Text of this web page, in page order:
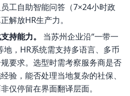
工自助智能问答（7×24小时政
解放HR生产力。
持能力。
当苏州企业沿“一带一
地，HR系统需支持多语言、多币
要求。选型时需考察服务商是否
验，能否处理当地复杂的社保、
仅停留在界面翻译层面。